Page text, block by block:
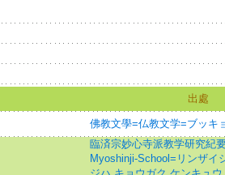
出處
佛教文學=仏教文学=ブッキ
臨済宗妙心寺派教学研究紀
Myoshinji-School=リンザイ